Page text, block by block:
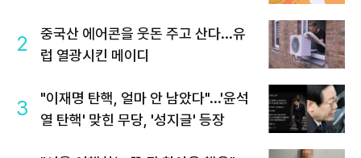
2
중국산 에어콘을 웃돈 주고 산다...유
럽 열광시킨 메이디
3
"이재명 탄핵, 얼마 안 남았다"...'윤석
열 탄핵' 맞힌 무당, '성지글' 등장